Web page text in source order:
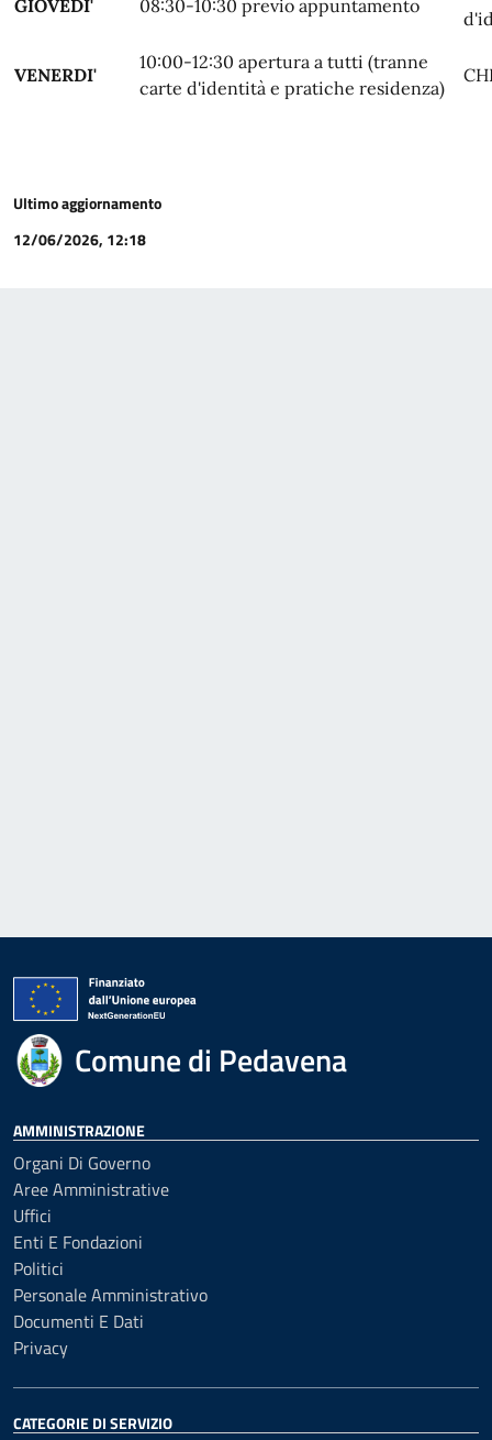
GIOVEDI' 08:30-10:30 previo appuntamento
VENERDI'
10:00-12:30 apertura a tutti (tranne
carte d'identità e pratiche residenza)
Ultimo aggiornamento
12/06/2026, 12:18
Comune di Pedavena
AMMINISTRAZIONE
Organi Di Governo
Aree Amministrative
Uffici
Enti E Fondazioni
Politici
Personale Amministrativo
Documenti E Dati
Privacy
CATEGORIE DI SERVIZIO